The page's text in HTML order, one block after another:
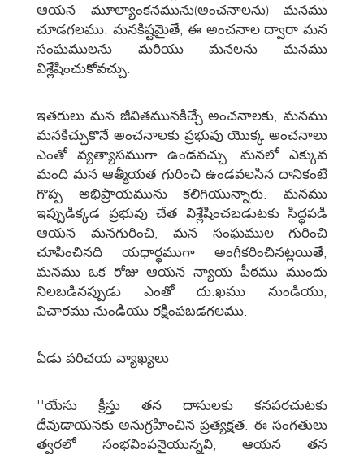
ఆయన మూల్యాంకనమును(అంచనాలను) మనము
చూడగలము. మనకిష్టమైతే, ఈ అంచనాల ద్వారా మన
సంఘములను మరియు మనలను మనము
విశ్లేషించుకోవచ్చు.
ఇతరులు మన జీవితమునకిచ్చే అంచనాలకు, మనము
మనకిచ్చుకొనే అంచనాలకు ప్రభువు యొక్క అంచనాలు
ఎంతో వ్యత్యాసముగా ఉండవచ్చు. మనలో ఎక్కువ
మంది మన ఆత్మీయత గురించి ఉండవలసిన దానికంటే
గొప్ప అభిప్రాయమును కలిగియున్నారు. మనము
ఇప్పుడిక్కడ ప్రభువు చేత విశ్లేషించబడుటకు సిద్ధపడి
ఆయన మనగురించి, మన సంఘముల గురించి
చూపించినది యధార్ధముగా అంగీకరించినట్లయితే,
మనము ఒక రోజు ఆయన న్యాయ పీఠము ముందు
నిలబడినప్పుడు ఎంతో దు:ఖము నుండియు,
విచారము నుండియు రక్షింపబడగలము.
ఏడు పరిచయ వ్యాఖ్యలు
''యేసు క్రీస్తు తన దాసులకు కనపరచుటకు
దేవుడాయనకు అనుగ్రహించిన ప్రత్యక్షత. ఈ సంగతులు
త్వరలో సంభవింపనైయున్నవి; ఆయన తన